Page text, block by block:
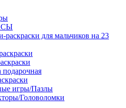
раскраски для мальчиков на 23
подарочная
игры/Пазлы
Головоломки